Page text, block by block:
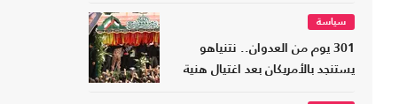
سياسة
301 يوم من العدوان.. نتنياهو
يستنجد بالأمريكان بعد اغتيال هنية